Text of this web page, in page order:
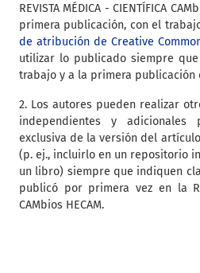
REVISTA MÉDICA - CIENTÍFICA
primera publicación, con el
de atribución de Creative
utilizar lo publicado siempre
trabajo y a la primera publicación
2. Los autores pueden realizar
independientes y
exclusiva de la versión del
(p. ej., incluirlo en un repositorio
un libro) siempre que indiquen
publicó por primera vez en la
CAMbios HECAM.